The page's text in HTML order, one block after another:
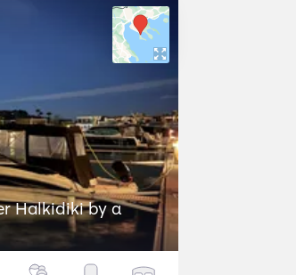
Halkidiki by α